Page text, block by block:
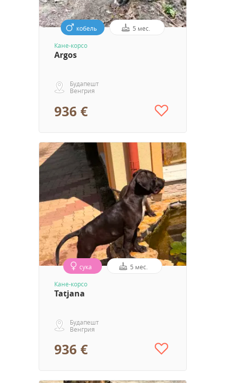
кобель 5 мес.
Кане-корсо
Argos
Будапешт
Венгрия
936 €
сука 5 мес.
Кане-корсо
Tatjana
Будапешт
Венгрия
936 €